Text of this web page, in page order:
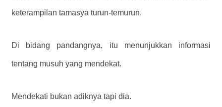
keterampilan tamasya turun-temurun.
Di bidang pandangnya, itu menunjukkan informasi
tentang musuh yang mendekat.
Mendekati bukan adiknya tapi dia.